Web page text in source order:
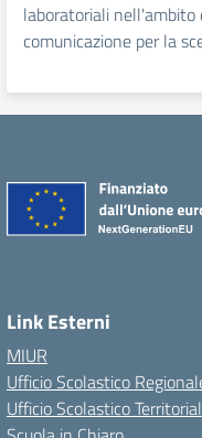
laboratoriali
comunicazione per la
Link Esterni
MIUR
Ufficio Scolastico
Ufficio Scolastico